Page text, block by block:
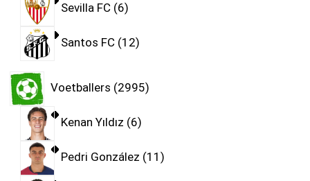
Sevilla FC 6
Santos FC 12
Voetballers 2995
Kenan Yıldız 6
Pedri González 11